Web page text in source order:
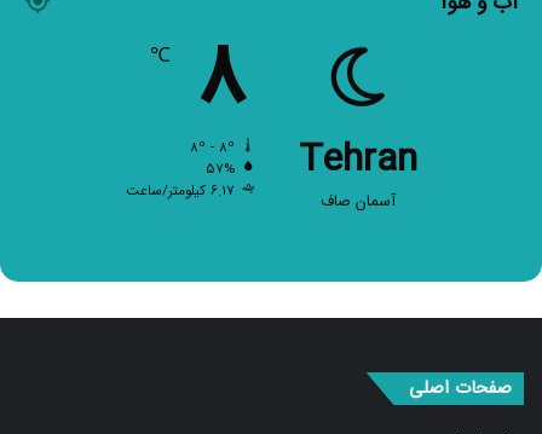
آب و هوا
Tehran
آسمان صاف
۸ ℃
۸º - ۸º
۵۷%
صفحات اصلی